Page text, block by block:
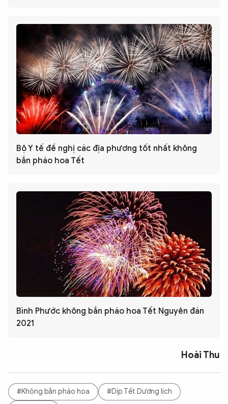
Bộ Y tế đề nghị các địa phương tốt nhất không
bắn pháo hoa Tết
Bình Phước không bắn pháo hoa Tết Nguyên đán
2021
Hoài Thu
#Không bắn pháo hoa
#Dịp Tết Dương lịch